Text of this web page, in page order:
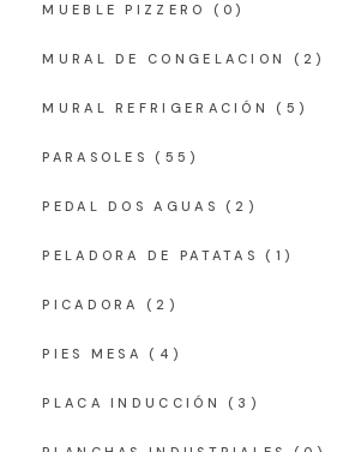
MUEBLE PIZZERO (0)
MURAL DE CONGELACION (2)
MURAL REFRIGERACIÓN (5)
PARASOLES (55)
PEDAL DOS AGUAS (2)
PELADORA DE PATATAS (1)
PICADORA (2)
PIES MESA (4)
PLACA INDUCCIÓN (3)